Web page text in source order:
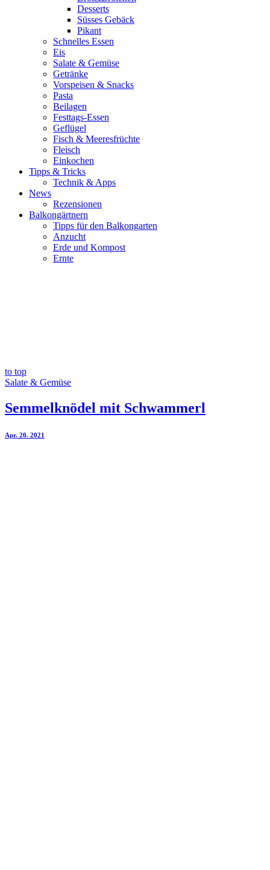
Desserts
Süsses Gebäck
Pikant
Schnelles Essen
Eis
Salate & Gemüse
Getränke
Vorspeisen & Snacks
Pasta
Beilagen
Festtags-Essen
Geflügel
Fisch & Meeresfrüchte
Fleisch
Einkochen
Tipps & Tricks
Technik & Apps
News
Rezensionen
Balkongärtnern
Tipps für den Balkongarten
Anzucht
Erde und Kompost
Ernte
to top
Salate & Gemüse
Semmelknödel mit Schwammerl
Apr. 20. 2021